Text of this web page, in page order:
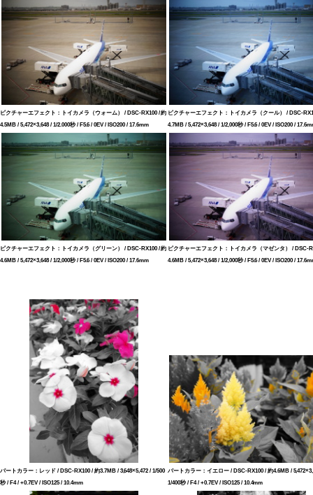
ピクチャーエフェクト：トイカメラ（ウォーム） / DSC-RX100 / 約
4.5MB / 5,472×3,648 / 1/2.000秒 / F5.6 / 0EV / ISO200 / 17.6mm
ピクチャーエフェクト：トイカメラ（クール） / DSC-
4.7MB / 5,472×3,648 / 1/2,000秒 / F5.6 / 0EV / ISO200 /
ピクチャーエフェクト：トイカメラ（グリーン） / DSC-RX100 / 約
4.6MB / 5,472×3,648 / 1/2,000秒 / F5.6 / 0EV / ISO200 / 17.6mm
ピクチャーエフェクト：トイカメラ（マゼンタ） / DSC-
4.6MB / 5,472×3,648 / 1/2,000秒 / F5.6 / 0EV / ISO200 /
パートカラー：レッド / DSC-RX100 / 約3.7MB / 3,648×5,472 / 1/500
秒 / F4 / +0.7EV / ISO125 / 10.4mm
パートカラー：イエロー / DSC-RX100 / 約4.6MB /
1/400秒 / F4 / +0.7EV / ISO125 / 10.4mm